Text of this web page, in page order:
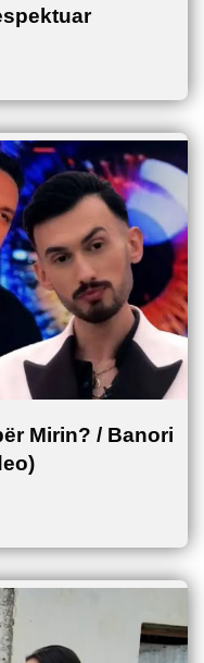
Mirin? / Banori